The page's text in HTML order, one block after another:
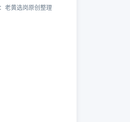
老黄选岗原创整理